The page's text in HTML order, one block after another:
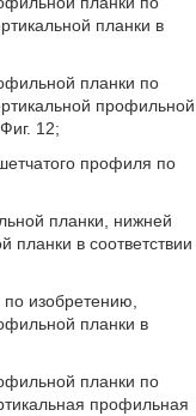
планки в
планки по
профильной
12;
профиля по
планки, нижней
планки в соответствии
изобретению,
планки в
планки по
профильная